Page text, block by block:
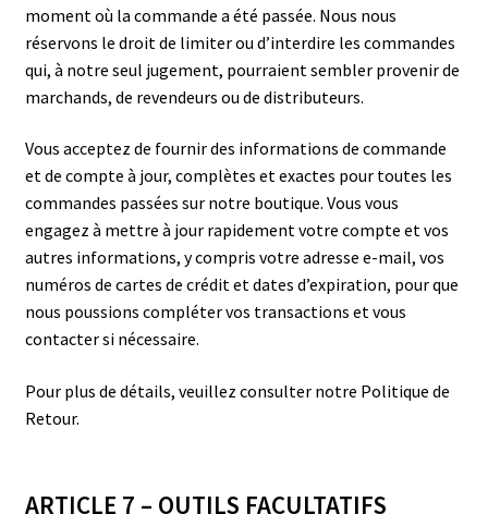
moment où la commande a été passée. Nous nous
réservons le droit de limiter ou d’interdire les commandes
qui, à notre seul jugement, pourraient sembler provenir de
marchands, de revendeurs ou de distributeurs.
Vous acceptez de fournir des informations de commande
et de compte à jour, complètes et exactes pour toutes les
commandes passées sur notre boutique. Vous vous
engagez à mettre à jour rapidement votre compte et vos
autres informations, y compris votre adresse e-mail, vos
numéros de cartes de crédit et dates d’expiration, pour que
nous poussions compléter vos transactions et vous
contacter si nécessaire.
Pour plus de détails, veuillez consulter notre Politique de
Retour.
ARTICLE 7 – OUTILS FACULTATIFS